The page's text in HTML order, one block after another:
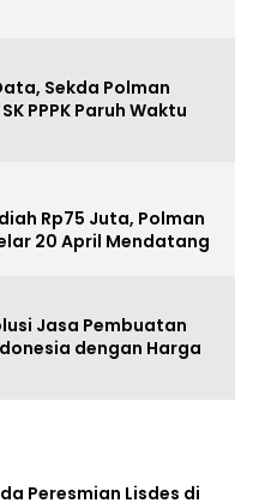
Sekda Polman
PPPK Paruh Waktu
Rp75 Juta, Polman
20 April Mendatang
Jasa Pembuatan
dengan Harga
Peresmian Lisdes di